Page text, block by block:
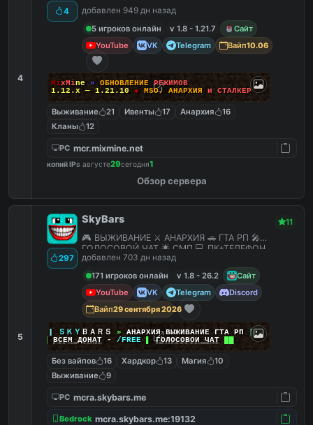
4
4
добавлен 949 дн назад
5 игроков онлайн
v 1.8 - 1.21.7
Сайт
YouTube
VK Telegram Вайп10.06
MixMine » ОБНОВЛЕНИЕ РЕЖИМОВ
1.12.x — 1.21.10
● MSO, АНАРХИЯ и СТАЛКЕР
Выживание 21 Ивенты 17 Анархия
16
Кланы
12
PC mcr.mixmine.net
копий IPв августе29сегодня1
Обзор сервера
5
297
SkyBars 11
🎮 ВЫЖИВАНИЕ ⚔️ АНАРХИЯ 🚗 ГТА РП 🎤
ГОЛОСОВОЙ ЧАТ 🌟 СМП 💻 ПК+ТЕЛЕФОН
добавлен 703 дн назад
171 игроков онлайн
v 1.8 - 26.2
Сайт
YouTube
VK Telegram
Discord
Вайп29 сентября 2026
ＳＫＹ ＢＡＲＳ » АНАРХИЯ ВЫЖИВАНИЕ ГТА РП |||
ВСЕМ ДОНАТ- /FREE ▌ГОЛОСОВОЙ ЧАТ
Без вайпов 16 Хардкор 13 Магия
10
Выживание
9
PC mcra.skybars.me
Bedrock mcra.skybars.me:19132